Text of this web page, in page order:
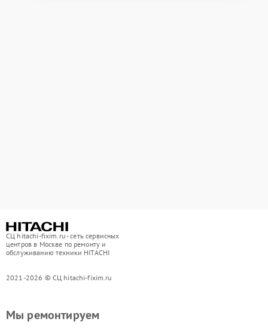
СЦ hitachi-fixim.ru - сеть сервисных
центров в Москве по ремонту и
обслуживанию техники HITACHI
2021-2026 © СЦ hitachi-fixim.ru
Мы ремонтируем